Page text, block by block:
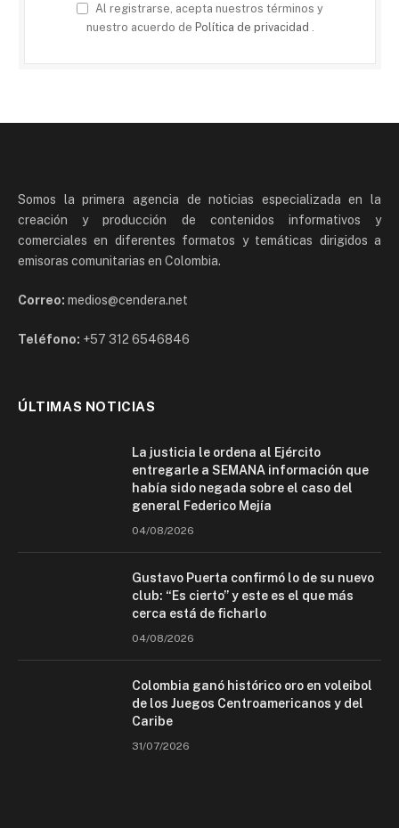
Al registrarse, acepta nuestros términos y
nuestro acuerdo de Política de privacidad .
Somos la primera agencia de noticias especializada en la
creación y producción de contenidos informativos y
comerciales en diferentes formatos y temáticas dirigidos a
emisoras comunitarias en Colombia.
Correo: medios@cendera.net
Teléfono: +57 312 6546846
ÚLTIMAS NOTICIAS
La justicia le ordena al Ejército
entregarle a SEMANA información que
había sido negada sobre el caso del
general Federico Mejía
04/08/2026
Gustavo Puerta confirmó lo de su nuevo
club: “Es cierto” y este es el que más
cerca está de ficharlo
04/08/2026
Colombia ganó histórico oro en voleibol
de los Juegos Centroamericanos y del
Caribe
31/07/2026